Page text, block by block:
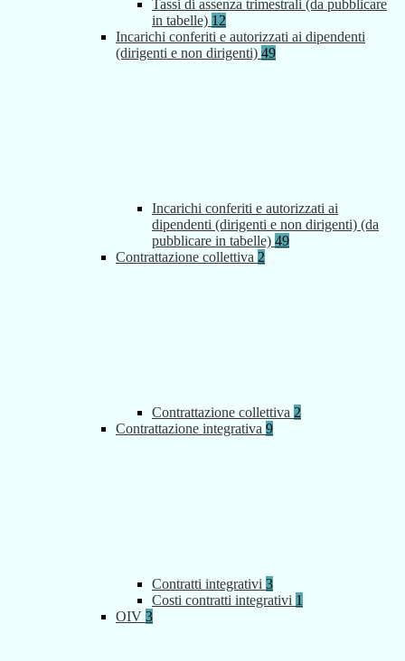
Tassi di assenza trimestrali (da pubblicare
in tabelle) 12
Incarichi conferiti e autorizzati ai dipendenti
(dirigenti e non dirigenti) 49
Incarichi conferiti e autorizzati ai
dipendenti (dirigenti e non dirigenti) (da
pubblicare in tabelle) 49
Contrattazione collettiva 2
Contrattazione collettiva 2
Contrattazione integrativa 9
Contratti integrativi 3
Costi contratti integrativi 1
OIV 3